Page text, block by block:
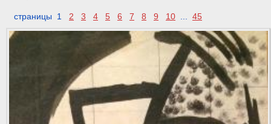
страницы 1 2 3 4 5 6 7 8 9 10 ... 45